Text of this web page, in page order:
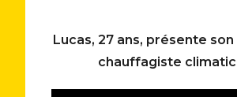
Lucas, 27 ans, présente
chauffagiste